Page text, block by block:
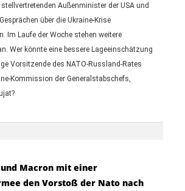
Außenminister der USA und
über die Ukraine-Krise
Im Laufe der Woche stehen weitere
Wer könnte eine bessere Lageeinschätzung
Vorsitzende des NATO-Russland-Rates
Kommission der Generalstabschefs,
Macron mit einer
den Vorstoß der Nato nach